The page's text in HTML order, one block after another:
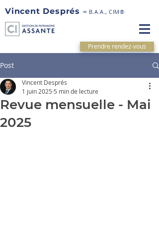
Vincent Després ∞ B.A.A., CIM®
Prendre rendez-vous
Post
Revue mensuelle - Mai
2025
Vincent Després
1 juin 2025 5 min de lecture